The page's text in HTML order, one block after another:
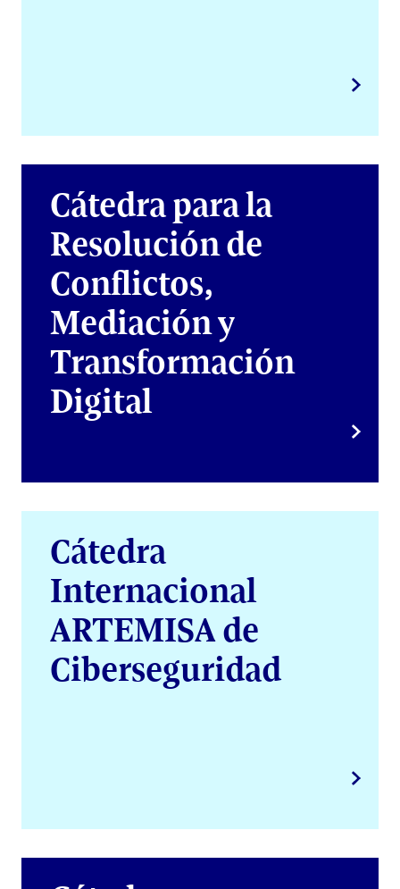
Cátedra para la
Resolución de
Conflictos,
Mediación y
Transformación
Digital
Cátedra
Internacional
ARTEMISA de
Ciberseguridad